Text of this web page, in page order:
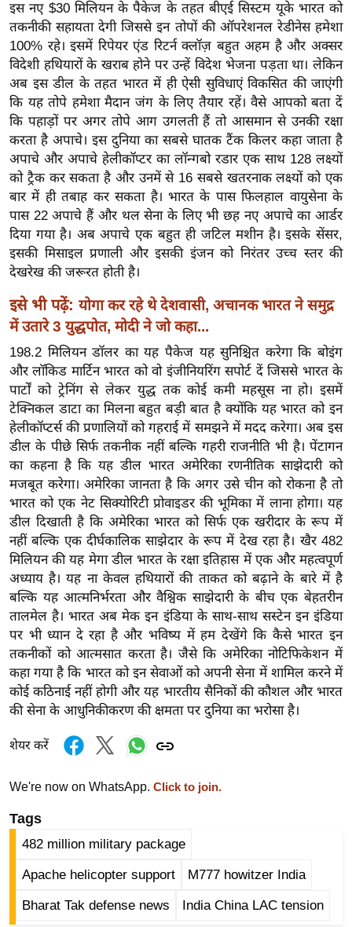
नो
रं
ज
न
ज
ग
त
बॉ
ली
वु
ड
हॉ
ली
ड
फि
ल्म
स
मी
क्षा
B
r
e
a
k
i
n
g
N
e
w
s
ला
इ
स्टा
ल
टे
क्नॉ
जी
ब्यू
इस नए $30 मिलियन के पैकेज के तहत बीएई सिस्टम यूके भारत को
तकनीकी सहायता देगी जिससे इन तोपों की ऑपरेशनल रेडीनेस हमेशा
100% रहे। इसमें रिपेयर एंड रिटर्न क्लॉज़ बहुत अहम है और अक्सर
विदेशी हथियारों के खराब होने पर उन्हें विदेश भेजना पड़ता था। लेकिन
अब इस डील के तहत भारत में ही ऐसी सुविधाएं विकसित की जाएंगी
कि यह तोपे हमेशा मैदान जंग के लिए तैयार रहें। वैसे आपको बता दें
कि पहाड़ों पर अगर तोपे आग उगलती हैं तो आसमान से उनकी रक्षा
करता है अपाचे। इस दुनिया का सबसे घातक टैंक किलर कहा जाता है
अपाचे और अपाचे हेलीकॉप्टर का लॉन्गबो रडार एक साथ 128 लक्ष्यों
को ट्रैक कर सकता है और उनमें से 16 सबसे खतरनाक लक्ष्यों को एक
बार में ही तबाह कर सकता है। भारत के पास फिलहाल वायुसेना के
पास 22 अपाचे हैं और थल सेना के लिए भी छह नए अपाचे का आर्डर
दिया गया है। अब अपाचे एक बहुत ही जटिल मशीन है। इसके सेंसर,
इसकी मिसाइल प्रणाली और इसकी इंजन को निरंतर उच्च स्तर की
देखरेख की जरूरत होती है।
इसे भी पढ़ें: योगा कर रहे थे देशवासी, अचानक भारत ने समुद्र
में उतारे 3 युद्धपोत, मोदी ने जो कहा...
198.2 मिलियन डॉलर का यह पैकेज यह सुनिश्चित करेगा कि बोइंग
और लॉकिड मार्टिन भारत को वो इंजीनियरिंग सपोर्ट दें जिससे भारत के
पार्टों को ट्रेनिंग से लेकर युद्ध तक कोई कमी महसूस ना हो। इसमें
टेक्निकल डाटा का मिलना बहुत बड़ी बात है क्योंकि यह भारत को इन
हेलीकॉप्टर्स की प्रणालियों को गहराई में समझने में मदद करेगा। अब इस
डील के पीछे सिर्फ तकनीक नहीं बल्कि गहरी राजनीति भी है। पेंटागन
का कहना है कि यह डील भारत अमेरिका रणनीतिक साझेदारी को
मजबूत करेगा। अमेरिका जानता है कि अगर उसे चीन को रोकना है तो
भारत को एक नेट सिक्योरिटी प्रोवाइडर की भूमिका में लाना होगा। यह
डील दिखाती है कि अमेरिका भारत को सिर्फ एक खरीदार के रूप में
नहीं बल्कि एक दीर्घकालिक साझेदार के रूप में देख रहा है। खैर 482
मिलियन की यह मेगा डील भारत के रक्षा इतिहास में एक और महत्वपूर्ण
अध्याय है। यह ना केवल हथियारों की ताकत को बढ़ाने के बारे में है
बल्कि यह आत्मनिर्भरता और वैश्विक साझेदारी के बीच एक बेहतरीन
तालमेल है। भारत अब मेक इन इंडिया के साथ-साथ सस्टेन इन इंडिया
पर भी ध्यान दे रहा है और भविष्य में हम देखेंगे कि कैसे भारत इन
तकनीकों को आत्मसात करता है। जैसे कि अमेरिका नोटिफिकेशन में
कहा गया है कि भारत को इन सेवाओं को अपनी सेना में शामिल करने में
कोई कठिनाई नहीं होगी और यह भारतीय सैनिकों की कौशल और भारत
की सेना के आधुनिकीकरण की क्षमता पर दुनिया का भरोसा है।
शेयर करें
We're now on WhatsApp. Click to join.
Tags
482 million military package
Apache helicopter support M777 howitzer India
Bharat Tak defense news India China LAC tension